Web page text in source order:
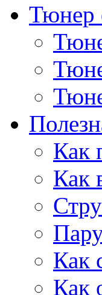
Тюнер
Как
Как
Как
Как